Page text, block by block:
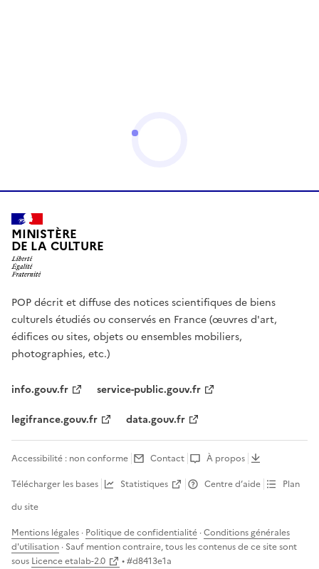
MINISTÈRE
DE LA CULTURE
POP décrit et diffuse des notices scientifiques de biens
culturels étudiés ou conservés en France (œuvres d'art,
édifices ou sites, objets ou ensembles mobiliers,
photographies, etc.)
info.gouv.fr
service-public.gouv.fr
legifrance.gouv.fr
data.gouv.fr
Accessibilité : non conforme Contact
À propos
Télécharger les bases
Statistiques Centre d’aide
Plan
du site
Mentions légales · Politique de confidentialité ·Conditions générales
d'utilisation · Sauf mention contraire, tous les contenus de ce site sont
sous Licence etalab-2.0 • #d8413e1a